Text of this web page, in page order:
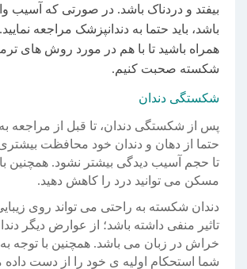
بیفتد و دردناک باشد. در صورتی که آسیب
باشد، باید حتما به دندانپزشک مراجعه
همراه باشید تا با هم در مورد روش های
شکسته صحبت کنیم.
شکستگی دندان
پس از شکستگی دندان، تا قبل از مراجعه به
حتما از دهان و دندان خود محافظت
تا حجم آسیب دیدگی بیشتر نشود. همچنین
مسکن می توانید درد را کاهش دهید.
دندان شکسته به راحتی می تواند روی
تاثیر منفی داشته باشد؛ از عوارض دیگر
خراش در زبان می باشد. همچنین با توجه به
شما استحکام اولیه ی خود را از دست